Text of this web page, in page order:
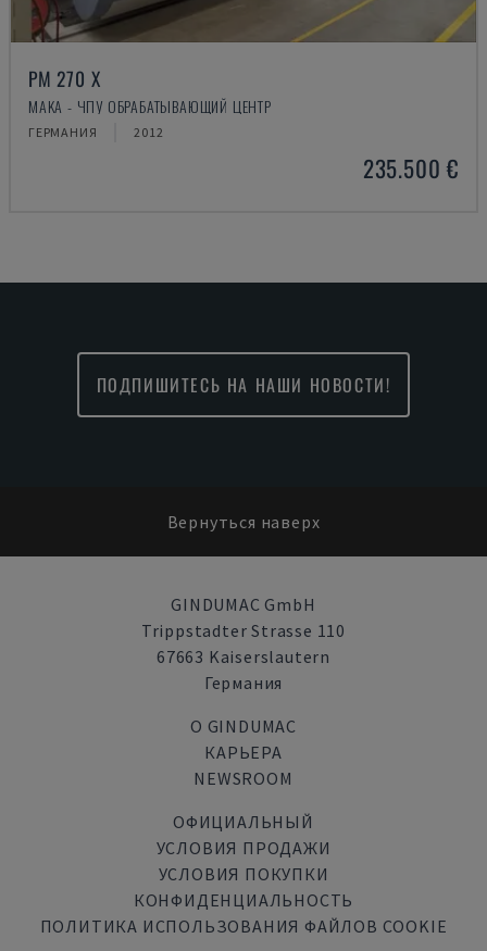
PM 270 X
MAKA - ЧПУ ОБРАБАТЫВАЮЩИЙ ЦЕНТР
ГЕРМАНИЯ 2012
235.500 €
ПОДПИШИТЕСЬ НА НАШИ НОВОСТИ!
Вернуться наверх
GINDUMAC GmbH
Trippstadter Strasse 110
67663 Kaiserslautern
Германия
О GINDUMAC
КАРЬЕРА
NEWSROOM
ОФИЦИАЛЬНЫЙ
УСЛОВИЯ ПРОДАЖИ
УСЛОВИЯ ПОКУПКИ
КОНФИДЕНЦИАЛЬНОСТЬ
ПОЛИТИКА ИСПОЛЬЗОВАНИЯ ФАЙЛОВ COOKIE